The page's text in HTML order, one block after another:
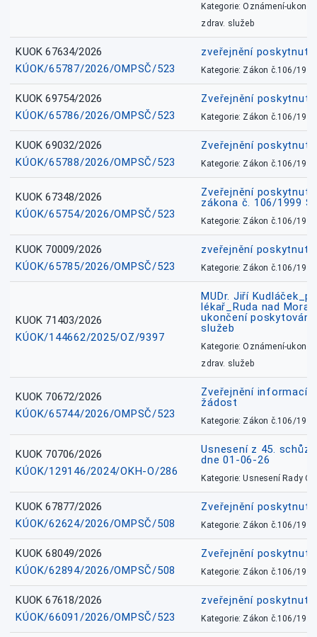
Kategorie: Oznámení-
zdrav. služeb
KUOK 67634/2026
KÚOK/65787/2026/OMPSČ/523
zveřejnění
Kategorie: Zákon č.106/1999
KUOK 69754/2026
KÚOK/65786/2026/OMPSČ/523
Zveřejnění
Kategorie: Zákon č.106/1999
KUOK 69032/2026
KÚOK/65788/2026/OMPSČ/523
Zveřejnění
Kategorie: Zákon č.106/1999
KUOK 67348/2026
KÚOK/65754/2026/OMPSČ/523
Zveřejnění
zákona č. 106/1999
Kategorie: Zákon č.106/1999
KUOK 70009/2026
KÚOK/65785/2026/OMPSČ/523
zveřejnění
Kategorie: Zákon č.106/1999
KUOK 71403/2026
KÚOK/144662/2025/OZ/9397
MUDr. Jiří
lékař_Ruda nad
ukončení
služeb
Kategorie: Oznámení-
zdrav. služeb
KUOK 70672/2026
KÚOK/65744/2026/OMPSČ/523
Zveřejnění informací
žádost
Kategorie: Zákon č.106/1999
KUOK 70706/2026
KÚOK/129146/2024/OKH-O/286
Usnesení z 45.
dne 01-06-26
Kategorie: Usnesení Rady
KUOK 67877/2026
KÚOK/62624/2026/OMPSČ/508
Zveřejnění
Kategorie: Zákon č.106/1999
KUOK 68049/2026
KÚOK/62894/2026/OMPSČ/508
Zveřejnění
Kategorie: Zákon č.106/1999
KUOK 67618/2026
KÚOK/66091/2026/OMPSČ/523
zveřejnění
Kategorie: Zákon č.106/1999